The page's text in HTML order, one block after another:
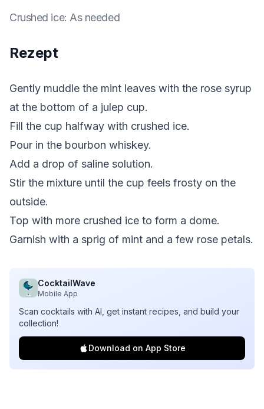
Crushed ice:As needed
Rezept
Gently muddle the mint leaves with the rose syrup
at the bottom of a julep cup.
Fill the cup halfway with crushed ice.
Pour in the bourbon whiskey.
Add a drop of saline solution.
Stir the mixture until the cup feels frosty on the
outside.
Top with more crushed ice to form a dome.
Garnish with a sprig of mint and a few rose petals.
CocktailWave
Mobile App
Scan cocktails with AI, get instant recipes, and build your
collection!
Download on App Store